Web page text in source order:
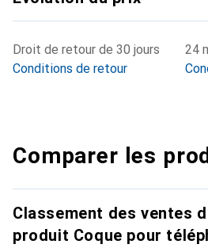
Droit de retour de 30 jours
Conditions de retour
24
Comparer les
Classement des ventes
produit Coque pour